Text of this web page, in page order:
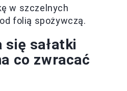
w szczelnych
folią spożywczą.
się sałatki
co zwracać